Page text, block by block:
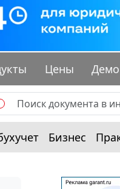
Цены Демо
Бизнес